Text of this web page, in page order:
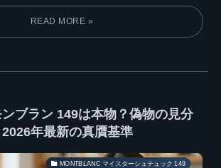
ブラン 149は本物？偽物の見分
年最新の真贋基準
MONTBLANC マイスターシュテュック 149